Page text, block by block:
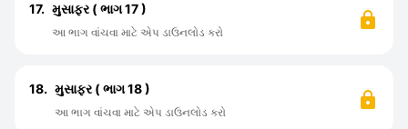
17. મુસાફર ( ભાગ 17 )
આ ભાગ વાંચવા માટે એપ ડાઉનલોડ કરો
18. મુસાફર ( ભાગ 18 )
આ ભાગ વાંચવા માટે એપ ડાઉનલોડ કરો